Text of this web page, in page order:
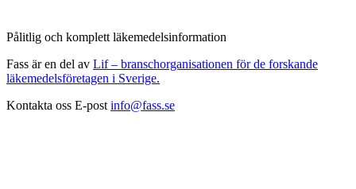
Pålitlig och komplett läkemedelsinformation
Fass är en del av Lif – branschorganisationen för de forskande
läkemedelsföretagen i Sverige.
Kontakta oss E-post info@fass.se